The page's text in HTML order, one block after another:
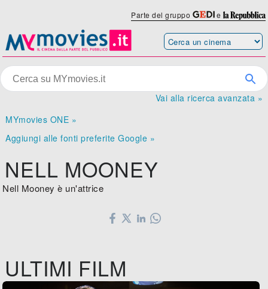
Parte del gruppo e
Vai alla ricerca avanzata »
MYmovies ONE »
Aggiungi alle fonti preferite Google »
NELL MOONEY
Nell Mooney è un'attrice
ULTIMI FILM